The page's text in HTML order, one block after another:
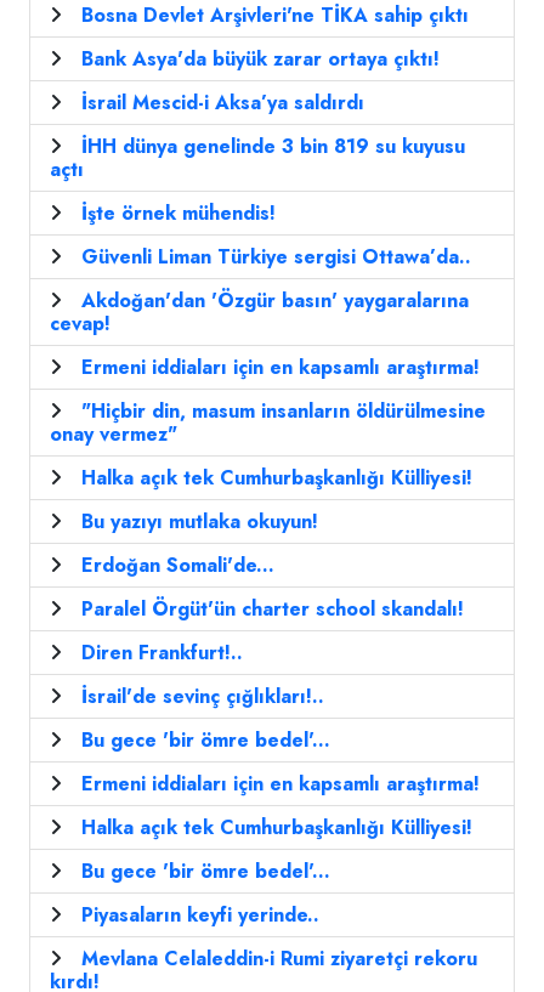
Bosna Devlet Arşivleri'ne TİKA sahip çıktı
Bank Asya'da büyük zarar ortaya çıktı!
İsrail Mescid-i Aksa’ya saldırdı
İHH dünya genelinde 3 bin 819 su kuyusu
açtı
İşte örnek mühendis!
Güvenli Liman Türkiye sergisi Ottawa’da..
Akdoğan'dan 'Özgür basın' yaygaralarına
cevap!
Ermeni iddiaları için en kapsamlı araştırma!
"Hiçbir din, masum insanların öldürülmesine
onay vermez"
Halka açık tek Cumhurbaşkanlığı Külliyesi!
Bu yazıyı mutlaka okuyun!
Erdoğan Somali'de...
Paralel Örgüt'ün charter school skandalı!
Diren Frankfurt!..
İsrail'de sevinç çığlıkları!..
Bu gece 'bir ömre bedel'...
Ermeni iddiaları için en kapsamlı araştırma!
Halka açık tek Cumhurbaşkanlığı Külliyesi!
Bu gece 'bir ömre bedel'...
Piyasaların keyfi yerinde..
Mevlana Celaleddin-i Rumi ziyaretçi rekoru
kırdı!